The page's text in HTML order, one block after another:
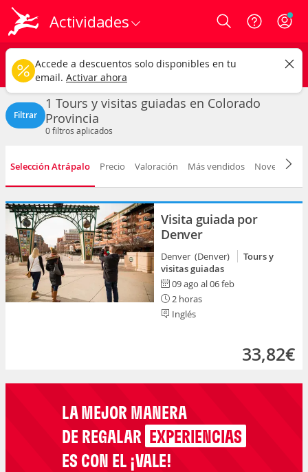
Actividades Login
Colorado
Tours y visitas guiadas Cualquier fecha
CAMBIAR
Filtrar
1 Tours y visitas guiadas en Colorado
Provincia
0filtros aplicados
Selección Atrápalo Precio Valoración Más vendidos Novedad
Visita guiada por
Denver
Denver (Denver)
Tours y
visitas guiadas
09 ago al 06 feb
2 horas
Inglés
33,82€
LA MEJOR MANERA
DE REGALAR EXPERIENCIAS
ES CON EL ¡VALE!
Accede a descuentos solo disponibles en tu
email. Activar ahora